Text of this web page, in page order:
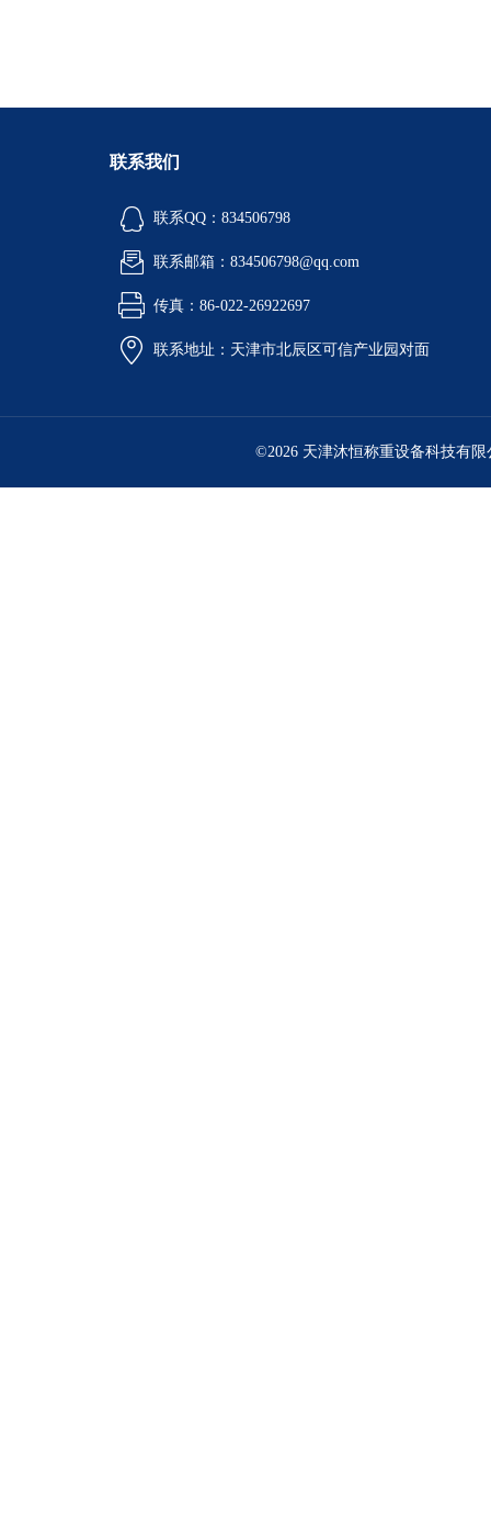
联系我们
联系QQ：834506798
联系邮箱：834506798@qq.com
传真：86-022-26922697
联系地址：天津市北辰区可信产业园对面
©2026 天津沐恒称重设备科技有